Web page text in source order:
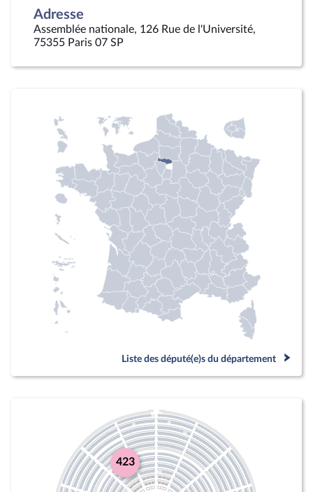
Adresse
Assemblée nationale, 126 Rue de l'Université,
75355 Paris 07 SP
Liste des député(e)s du département
423